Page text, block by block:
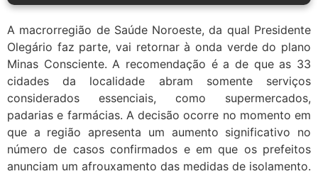
A macrorregião de Saúde Noroeste, da qual Presidente
Olegário faz parte, vai retornar à onda verde do plano
Minas Consciente. A recomendação é a de que as 33
cidades da localidade abram somente serviços
considerados essenciais, como supermercados,
padarias e farmácias. A decisão ocorre no momento em
que a região apresenta um aumento significativo no
número de casos confirmados e em que os prefeitos
anunciam um afrouxamento das medidas de isolamento.